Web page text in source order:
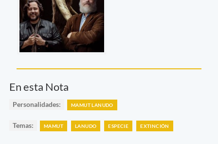
En esta Nota
Personalidades: MAMUT LANUDO
Temas: MAMUT LANUDO ESPECIE EXTINCIÓN